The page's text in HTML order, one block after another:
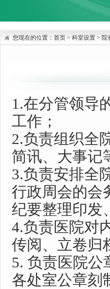
您现在的位置： 首页 > 科室设置 > 院
1.在分管领导
工作；
2.负责组织全
简讯、大事记
3.负责安排全
行政周会的会
纪要整理印发
4.负责医院对
传阅、立卷归
5. 负责医院公
各处室公章刻